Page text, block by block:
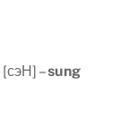
[сэН] –sung